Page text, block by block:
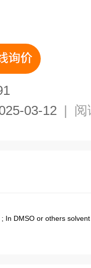
03-12 | 阅
In DMSO or others